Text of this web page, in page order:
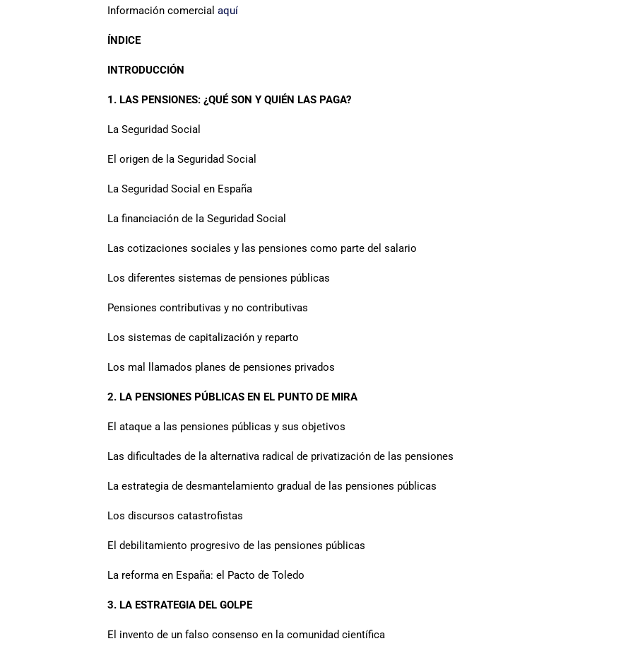
Información comercial aquí
ÍNDICE
INTRODUCCIÓN
1. LAS PENSIONES: ¿QUÉ SON Y QUIÉN LAS PAGA?
La Seguridad Social
El origen de la Seguridad Social
La Seguridad Social en España
La financiación de la Seguridad Social
Las cotizaciones sociales y las pensiones como parte del salario
Los diferentes sistemas de pensiones públicas
Pensiones contributivas y no contributivas
Los sistemas de capitalización y reparto
Los mal llamados planes de pensiones privados
2. LA PENSIONES PÚBLICAS EN EL PUNTO DE MIRA
El ataque a las pensiones públicas y sus objetivos
Las dificultades de la alternativa radical de privatización de las pensiones
La estrategia de desmantelamiento gradual de las pensiones públicas
Los discursos catastrofistas
El debilitamiento progresivo de las pensiones públicas
La reforma en España: el Pacto de Toledo
3. LA ESTRATEGIA DEL GOLPE
El invento de un falso consenso en la comunidad científica